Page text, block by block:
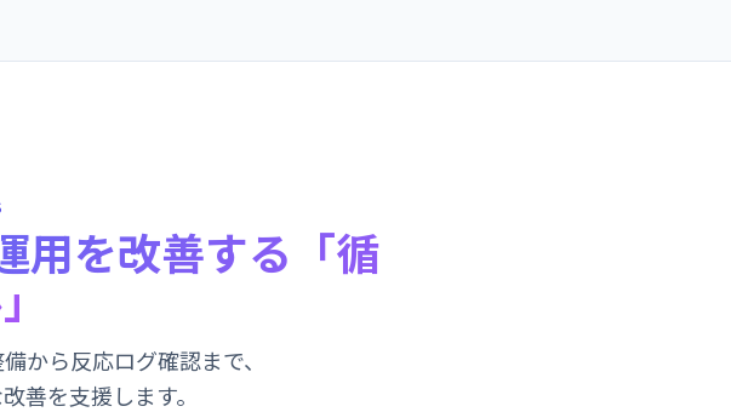
用を改善する「循
から反応ログ確認まで、
善を支援します。